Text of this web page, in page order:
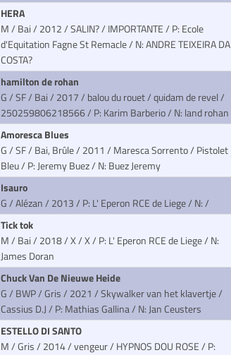
HERA
M / Bai / 2012 / SALIN? / IMPORTANTE/ P: Ecole
d'Equitation Fagne St Remacle / N: ANDRE TEIXEIRA DA
COSTA?
hamilton de rohan
G / SF / Bai / 2017 / balou du rouet / quidam de revel/
250259806218566 / P: Karim Barberio / N: land rohan
Amoresca Blues
G / SF / Bai, Brûle / 2011 / Maresca Sorrento / Pistolet
Bleu/ P: Jeremy Buez / N: Buez Jeremy
Isauro
G / Alézan / 2013/ P: L' Eperon RCE de Liege / N: /
Tick tok
M / Bai / 2018 / X / X/ P: L' Eperon RCE de Liege / N:
James Doran
Chuck Van De Nieuwe Heide
G / BWP / Gris / 2021 / Skywalker van het klavertje /
Cassius D.J/ P: Mathias Gallina / N: Jan Ceusters
ESTELLO DI SANTO
M / Gris / 2014 / vengeur / HYPNOS DOU ROSE/ P: